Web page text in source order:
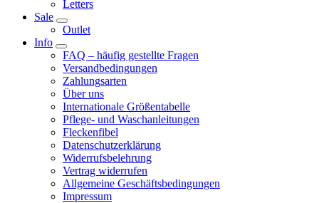
Letters
Sale
Outlet
Info
FAQ – häufig gestellte Fragen
Versandbedingungen
Zahlungsarten
Über uns
Internationale Größentabelle
Pflege- und Waschanleitungen
Fleckenfibel
Datenschutzerklärung
Widerrufsbelehrung
Vertrag widerrufen
Allgemeine Geschäftsbedingungen
Impressum